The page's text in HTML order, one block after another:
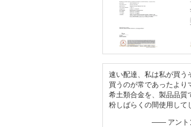
速い配達、私は私が買う
買うのが常であったより
希土類合金を、製品品質
粉しばらくの間使用して
—— アント